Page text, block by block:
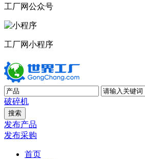
工厂网公众号
工厂网小程序
破碎机
发布产品
发布采购
首页